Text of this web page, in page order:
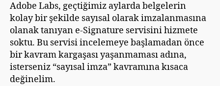
Adobe Labs, geçtiğimiz aylarda belgelerin
kolay bir şekilde sayısal olarak imzalanmasına
olanak tanıyan e-Signature servisini hizmete
soktu. Bu servisi incelemeye başlamadan önce
bir kavram kargaşası yaşanmaması adına,
isterseniz “sayısal imza” kavramına kısaca
değinelim.